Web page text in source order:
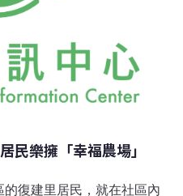
民樂擁「幸福農場」
復建里居民，就在社區內